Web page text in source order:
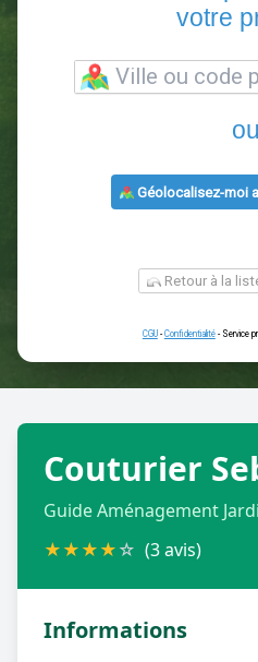
2
Entrez le
CGU -
Couturier
Guide Aménagement
★★★★☆ (3 avis)
Informations